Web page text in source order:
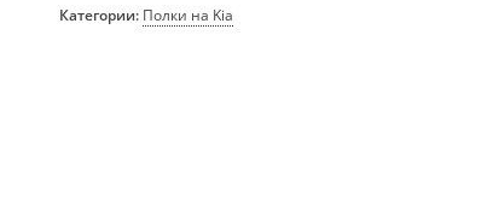
Категории: Полки на Kia